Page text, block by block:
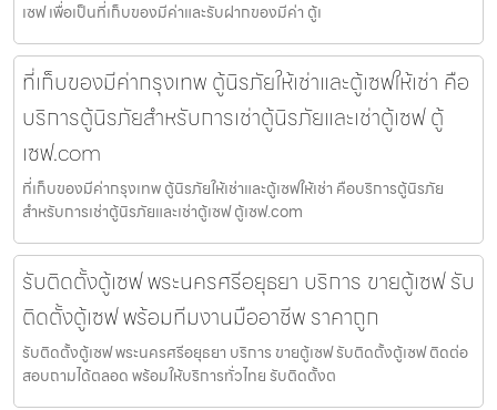
เซฟ เพื่อเป็นที่เก็บของมีค่าและรับฝากของมีค่า ตู้เ
ที่เก็บของมีค่ากรุงเทพ ตู้นิรภัยให้เช่าและตู้เซฟให้เช่า คือ
บริการตู้นิรภัยสำหรับการเช่าตู้นิรภัยและเช่าตู้เซฟ ตู้
เซฟ.com
ที่เก็บของมีค่ากรุงเทพ ตู้นิรภัยให้เช่าและตู้เซฟให้เช่า คือบริการตู้นิรภัย
สำหรับการเช่าตู้นิรภัยและเช่าตู้เซฟ ตู้เซฟ.com
รับติดตั้งตู้เซฟ พระนครศรีอยุธยา บริการ ขายตู้เซฟ รับ
ติดตั้งตู้เซฟ พร้อมทีมงานมืออาชีพ ราคาถูก
รับติดตั้งตู้เซฟ พระนครศรีอยุธยา บริการ ขายตู้เซฟ รับติดตั้งตู้เซฟ ติดต่อ
สอบถามได้ตลอด พร้อมให้บริการทั่วไทย รับติดตั้งต